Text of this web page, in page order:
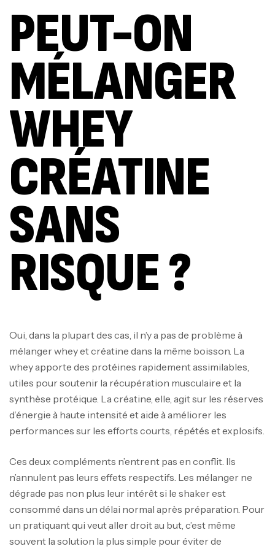
PEUT-ON
MÉLANGER
WHEY
CRÉATINE
SANS
RISQUE ?
Oui, dans la plupart des cas, il n’y a pas de problème à
mélanger whey et créatine dans la même boisson. La
whey apporte des protéines rapidement assimilables,
utiles pour soutenir la récupération musculaire et la
synthèse protéique. La créatine, elle, agit sur les réserves
d’énergie à haute intensité et aide à améliorer les
performances sur les efforts courts, répétés et explosifs.
Ces deux compléments n’entrent pas en conflit. Ils
n’annulent pas leurs effets respectifs. Les mélanger ne
dégrade pas non plus leur intérêt si le shaker est
consommé dans un délai normal après préparation. Pour
un pratiquant qui veut aller droit au but, c’est même
souvent la solution la plus simple pour éviter de